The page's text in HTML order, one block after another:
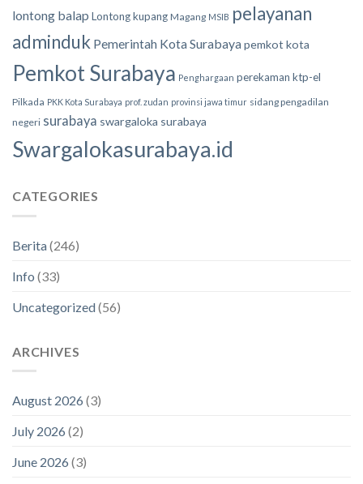
lontong balap Lontong kupang Magang MSIB pelayanan
adminduk Pemerintah Kota Surabaya pemkot kota
Pemkot Surabaya Penghargaan perekaman ktp-el
Pilkada PKK Kota Surabaya prof. zudan provinsi jawa timur sidang pengadilan
negeri surabaya swargaloka surabaya
Swargalokasurabaya.id
CATEGORIES
Berita(246)
Info (33)
Uncategorized(56)
ARCHIVES
August 2026 (3)
July 2026 (2)
June 2026 (3)